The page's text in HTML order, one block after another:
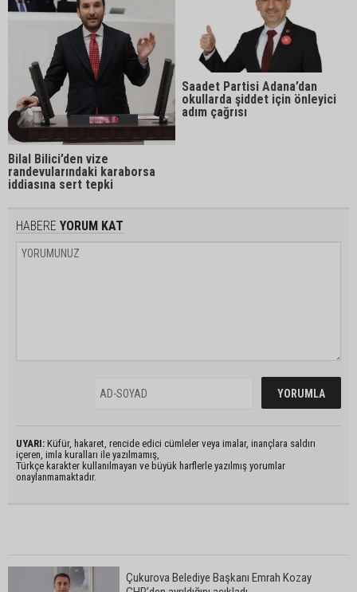
Bilal Bilici’den vize
randevularındaki karaborsa
iddiasına sert tepki
Saadet Partisi Adana’dan
okullarda şiddet için önleyici
adım çağrısı
HABERE YORUM KAT
UYARI: Küfür, hakaret, rencide edici cümleler veya imalar, inançlara saldırı
içeren, imla kuralları ile yazılmamış,
Türkçe karakter kullanılmayan ve büyük harflerle yazılmış yorumlar
onaylanmamaktadır.
Çukurova Belediye Başkanı Emrah Kozay